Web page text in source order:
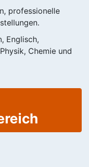
professionelle
Englisch,
Chemie und